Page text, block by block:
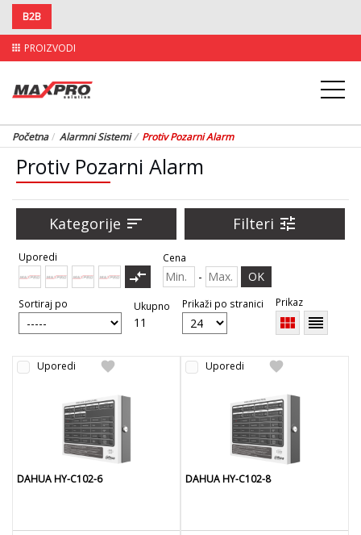
B2B
apps PROIZVODI
Početna Alarmni Sistemi Protiv Pozarni Alarm
Protiv Pozarni Alarm
Kategorije sort Filteri tune
Uporedi
compare_arrows
Cena
- OK
Sortiraj po Ukupno
11
Prikaži po stranici Prikaz
view_module reorder
favorite
Uporedi
DAHUA HY-C102-6
favorite
Uporedi
DAHUA HY-C102-8